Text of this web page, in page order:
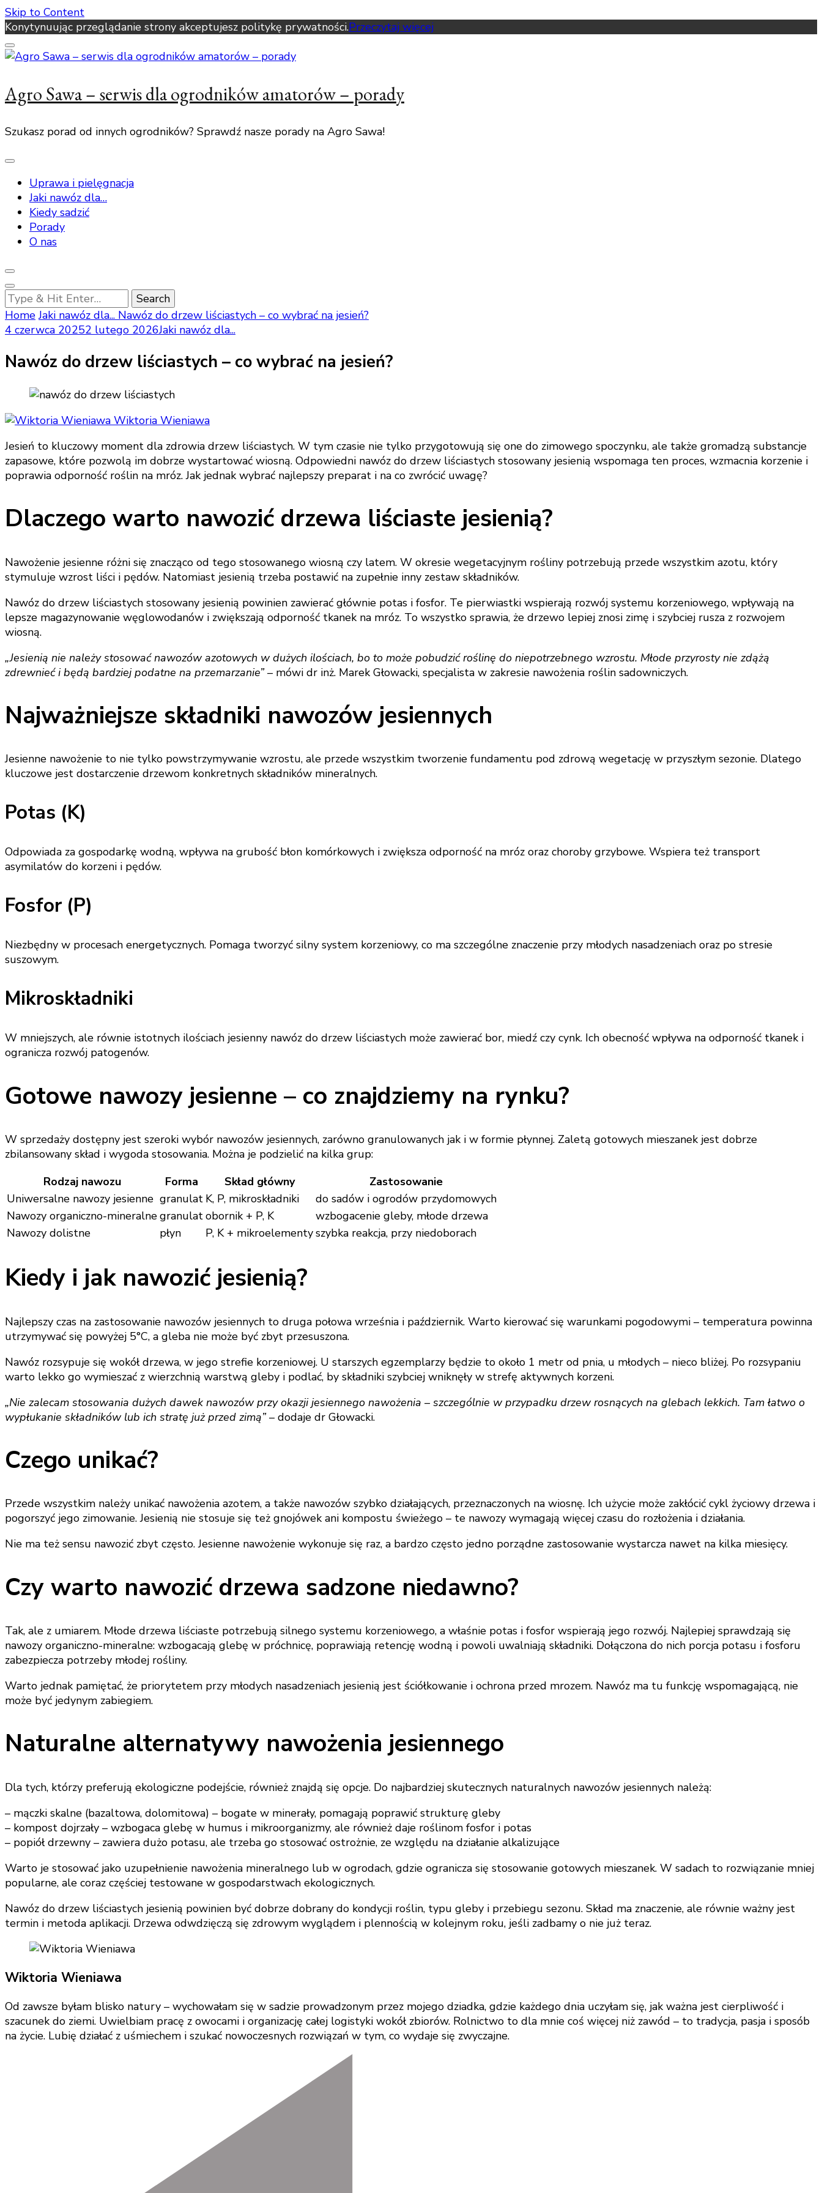
Skip to Content
Konytynuując przeglądanie strony akceptujesz politykę prywatności.Przeczytaj więcej
Agro Sawa – serwis dla ogrodników amatorów – porady
Szukasz porad od innych ogrodników? Sprawdź nasze porady na Agro Sawa!
Uprawa i pielęgnacja
Jaki nawóz dla…
Kiedy sadzić
Porady
O nas
Looking
for
Something?
Home Jaki nawóz dla... Nawóz do drzew liściastych – co wybrać na jesień?
4 czerwca 20252 lutego 2026Jaki nawóz dla...
Nawóz do drzew liściastych – co wybrać na jesień?
Wiktoria Wieniawa
Jesień to kluczowy moment dla zdrowia drzew liściastych. W tym czasie nie tylko przygotowują się one do zimowego spoczynku, ale także gromadzą substancje
zapasowe, które pozwolą im dobrze wystartować wiosną. Odpowiedni nawóz do drzew liściastych stosowany jesienią wspomaga ten proces, wzmacnia korzenie i
poprawia odporność roślin na mróz. Jak jednak wybrać najlepszy preparat i na co zwrócić uwagę?
Dlaczego warto nawozić drzewa liściaste jesienią?
Nawożenie jesienne różni się znacząco od tego stosowanego wiosną czy latem. W okresie wegetacyjnym rośliny potrzebują przede wszystkim azotu, który
stymuluje wzrost liści i pędów. Natomiast jesienią trzeba postawić na zupełnie inny zestaw składników.
Nawóz do drzew liściastych stosowany jesienią powinien zawierać głównie potas i fosfor. Te pierwiastki wspierają rozwój systemu korzeniowego, wpływają na
lepsze magazynowanie węglowodanów i zwiększają odporność tkanek na mróz. To wszystko sprawia, że drzewo lepiej znosi zimę i szybciej rusza z rozwojem
wiosną.
„Jesienią nie należy stosować nawozów azotowych w dużych ilościach, bo to może pobudzić roślinę do niepotrzebnego wzrostu. Młode przyrosty nie zdążą
zdrewnieć i będą bardziej podatne na przemarzanie”– mówi dr inż. Marek Głowacki, specjalista w zakresie nawożenia roślin sadowniczych.
Najważniejsze składniki nawozów jesiennych
Jesienne nawożenie to nie tylko powstrzymywanie wzrostu, ale przede wszystkim tworzenie fundamentu pod zdrową wegetację w przyszłym sezonie. Dlatego
kluczowe jest dostarczenie drzewom konkretnych składników mineralnych.
Potas (K)
Odpowiada za gospodarkę wodną, wpływa na grubość błon komórkowych i zwiększa odporność na mróz oraz choroby grzybowe. Wspiera też transport
asymilatów do korzeni i pędów.
Fosfor (P)
Niezbędny w procesach energetycznych. Pomaga tworzyć silny system korzeniowy, co ma szczególne znaczenie przy młodych nasadzeniach oraz po stresie
suszowym.
Mikroskładniki
W mniejszych, ale równie istotnych ilościach jesienny nawóz do drzew liściastych może zawierać bor, miedź czy cynk. Ich obecność wpływa na odporność tkanek i
ogranicza rozwój patogenów.
Gotowe nawozy jesienne – co znajdziemy na rynku?
W sprzedaży dostępny jest szeroki wybór nawozów jesiennych, zarówno granulowanych jak i w formie płynnej. Zaletą gotowych mieszanek jest dobrze
zbilansowany skład i wygoda stosowania. Można je podzielić na kilka grup:
Rodzaj nawozu
Forma Skład główny
Zastosowanie
Uniwersalne nawozy jesienne granulat K, P, mikroskładniki
do sadów i ogrodów przydomowych
Nawozy organiczno-mineralnegranulatobornik + P, K
wzbogacenie gleby, młode drzewa
Nawozy dolistne
płyn P, K + mikroelementyszybka reakcja, przy niedoborach
Kiedy i jak nawozić jesienią?
Najlepszy czas na zastosowanie nawozów jesiennych to druga połowa września i październik. Warto kierować się warunkami pogodowymi – temperatura powinna
utrzymywać się powyżej 5°C, a gleba nie może być zbyt przesuszona.
Nawóz rozsypuje się wokół drzewa, w jego strefie korzeniowej. U starszych egzemplarzy będzie to około 1 metr od pnia, u młodych – nieco bliżej. Po rozsypaniu
warto lekko go wymieszać z wierzchnią warstwą gleby i podlać, by składniki szybciej wniknęły w strefę aktywnych korzeni.
„Nie zalecam stosowania dużych dawek nawozów przy okazji jesiennego nawożenia – szczególnie w przypadku drzew rosnących na glebach lekkich. Tam łatwo o
wypłukanie składników lub ich stratę już przed zimą”– dodaje dr Głowacki.
Czego unikać?
Przede wszystkim należy unikać nawożenia azotem, a także nawozów szybko działających, przeznaczonych na wiosnę. Ich użycie może zakłócić cykl życiowy drzewa i
pogorszyć jego zimowanie. Jesienią nie stosuje się też gnojówek ani kompostu świeżego – te nawozy wymagają więcej czasu do rozłożenia i działania.
Nie ma też sensu nawozić zbyt często. Jesienne nawożenie wykonuje się raz, a bardzo często jedno porządne zastosowanie wystarcza nawet na kilka miesięcy.
Czy warto nawozić drzewa sadzone niedawno?
Tak, ale z umiarem. Młode drzewa liściaste potrzebują silnego systemu korzeniowego, a właśnie potas i fosfor wspierają jego rozwój. Najlepiej sprawdzają się
nawozy organiczno-mineralne: wzbogacają glebę w próchnicę, poprawiają retencję wodną i powoli uwalniają składniki. Dołączona do nich porcja potasu i fosforu
zabezpiecza potrzeby młodej rośliny.
Warto jednak pamiętać, że priorytetem przy młodych nasadzeniach jesienią jest ściółkowanie i ochrona przed mrozem. Nawóz ma tu funkcję wspomagającą, nie
może być jedynym zabiegiem.
Naturalne alternatywy nawożenia jesiennego
Dla tych, którzy preferują ekologiczne podejście, również znajdą się opcje. Do najbardziej skutecznych naturalnych nawozów jesiennych należą:
– mączki skalne (bazaltowa, dolomitowa) – bogate w minerały, pomagają poprawić strukturę gleby
– kompost dojrzały – wzbogaca glebę w humus i mikroorganizmy, ale również daje roślinom fosfor i potas
– popiół drzewny – zawiera dużo potasu, ale trzeba go stosować ostrożnie, ze względu na działanie alkalizujące
Warto je stosować jako uzupełnienie nawożenia mineralnego lub w ogrodach, gdzie ogranicza się stosowanie gotowych mieszanek. W sadach to rozwiązanie mniej
popularne, ale coraz częściej testowane w gospodarstwach ekologicznych.
Nawóz do drzew liściastych jesienią powinien być dobrze dobrany do kondycji roślin, typu gleby i przebiegu sezonu. Skład ma znaczenie, ale równie ważny jest
termin i metoda aplikacji. Drzewa odwdzięczą się zdrowym wyglądem i plennością w kolejnym roku, jeśli zadbamy o nie już teraz.
Wiktoria Wieniawa
Od zawsze byłam blisko natury – wychowałam się w sadzie prowadzonym przez mojego dziadka, gdzie każdego dnia uczyłam się, jak ważna jest cierpliwość i
szacunek do ziemi. Uwielbiam pracę z owocami i organizację całej logistyki wokół zbiorów. Rolnictwo to dla mnie coś więcej niż zawód – to tradycja, pasja i sposób
na życie. Lubię działać z uśmiechem i szukać nowoczesnych rozwiązań w tym, co wydaje się zwyczajne.